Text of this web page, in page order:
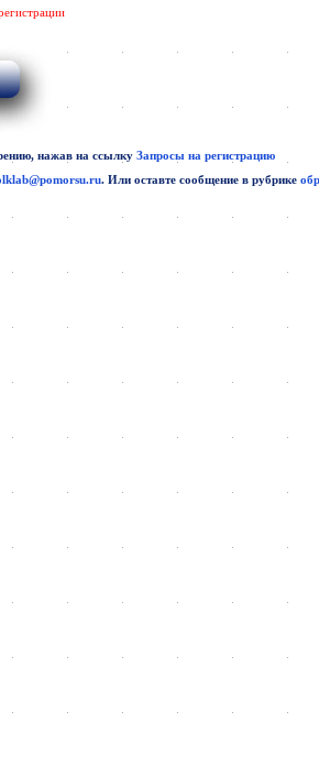
нажав на ссылку Запросы на регистрацию
. Или оставте сообщение в рубрике